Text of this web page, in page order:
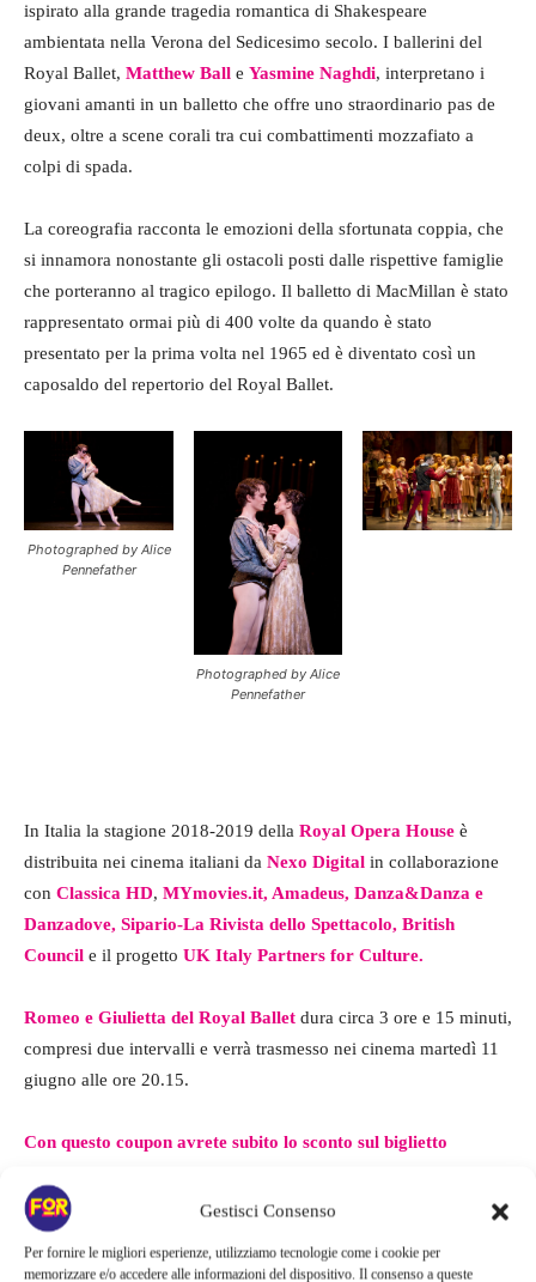
Gestisci Consenso
Per fornire le migliori esperienze, utilizziamo tecnologie come i cookie per
memorizzare e/o accedere alle informazioni del dispositivo. Il consenso a queste
ispirato alla grande tragedia romantica di Shakespeare
ambientata nella Verona del Sedicesimo secolo. I ballerini del
Royal Ballet, Matthew Ball e Yasmine Naghdi, interpretano i
giovani amanti in un balletto che offre uno straordinario pas de
deux, oltre a scene corali tra cui combattimenti mozzafiato a
colpi di spada.
La coreografia racconta le emozioni della sfortunata coppia, che
si innamora nonostante gli ostacoli posti dalle rispettive famiglie
che porteranno al tragico epilogo. Il balletto di MacMillan è stato
rappresentato ormai più di 400 volte da quando è stato
presentato per la prima volta nel 1965 ed è diventato così un
caposaldo del repertorio del Royal Ballet.
Photographed by Alice
Pennefather
Photographed by Alice
Pennefather
In Italia la stagione 2018-2019 della Royal Opera House è
distribuita nei cinema italiani da Nexo Digital in collaborazione
con Classica HD, MYmovies.it, Amadeus, Danza&Danza e
Danzadove, Sipario-La Rivista dello Spettacolo, British
Council e il progetto UK Italy Partners for Culture.
Romeo e Giulietta del Royal Ballet dura circa 3 ore e 15 minuti,
compresi due intervalli e verrà trasmesso nei cinema martedì 11
giugno alle ore 20.15.
Con questo coupon avrete subito lo sconto sul biglietto